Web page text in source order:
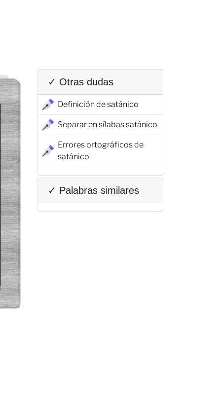
✓ Otras dudas
Definición de satánico
Separar en sílabas satánico
Errores ortográficos de
satánico
✓ Palabras similares